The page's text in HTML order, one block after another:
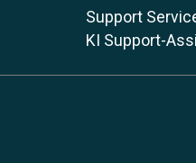
Support
KI Support-